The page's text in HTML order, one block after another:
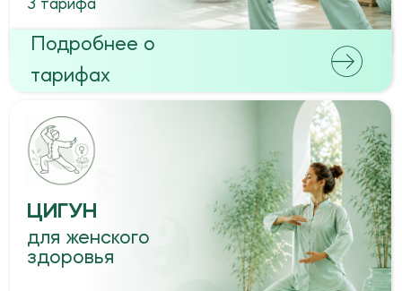
Подробнее о
ТАЙЦЗИЦЮАНЬ
7200
3 тарифа